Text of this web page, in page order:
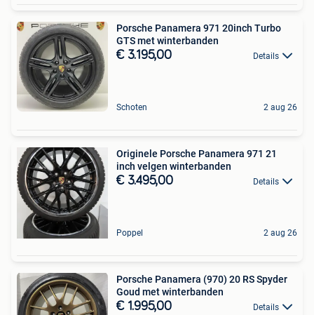
Porsche Panamera 971 20inch Turbo
GTS met winterbanden
€ 3.195,00 Details
Schoten 2 aug 26
Originele Porsche Panamera 971 21
inch velgen winterbanden
€ 3.495,00 Details
Poppel 2 aug 26
Porsche Panamera (970) 20 RS Spyder
Goud met winterbanden
€ 1.995,00 Details